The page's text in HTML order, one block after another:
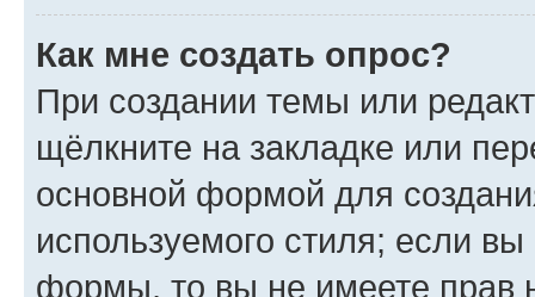
Как мне создать опрос?
При создании темы или
щёлкните на закладке или
основной формой для
используемого стиля; если
формы, то вы не имеете прав